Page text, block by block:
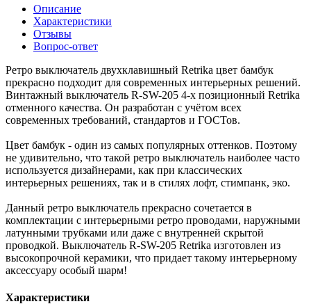
Описание
Характеристики
Отзывы
Вопрос-ответ
Ретро выключатель двухклавишный Retrika цвет бамбук
прекрасно подходит для современных интерьерных решений.
Винтажный выключатель R-SW-205 4-х позиционный Retrika
отменного качества. Он разработан с учётом всех
современных требований, стандартов и ГОСТов.
Цвет бамбук - один из самых популярных оттенков. Поэтому
не удивительно, что такой ретро выключатель наиболее часто
используется дизайнерами, как при классических
интерьерных решениях, так и в стилях лофт, стимпанк, эко.
Данный ретро выключатель прекрасно сочетается в
комплектации с интерьерными ретро проводами, наружными
латунными трубками или даже с внутренней скрытой
проводкой. Выключатель R-SW-205 Retrika изготовлен из
высокопрочной керамики, что придает такому интерьерному
аксессуару особый шарм!
Характеристики